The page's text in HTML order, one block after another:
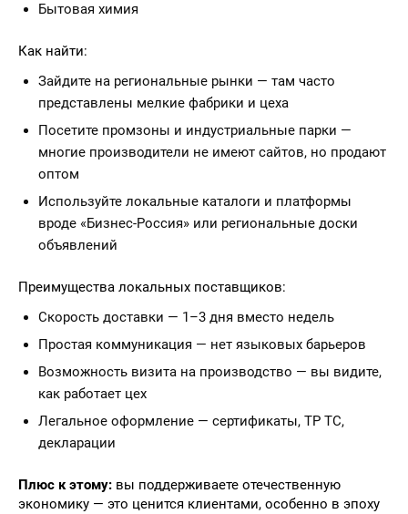
Бытовая химия
Как найти:
Зайдите на региональные рынки — там часто
представлены мелкие фабрики и цеха
Посетите промзоны и индустриальные парки —
многие производители не имеют сайтов, но продают
оптом
Используйте локальные каталоги и платформы
вроде «Бизнес-Россия» или региональные доски
объявлений
Преимущества локальных поставщиков:
Скорость доставки — 1–3 дня вместо недель
Простая коммуникация — нет языковых барьеров
Возможность визита на производство — вы видите,
как работает цех
Легальное оформление — сертификаты, ТР ТС,
декларации
Плюс к этому: вы поддерживаете отечественную
экономику — это ценится клиентами, особенно в эпоху